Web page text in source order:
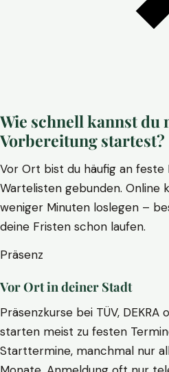
Wie schnell kannst du
Vorbereitung startest?
Vor Ort bist du häufig an feste
Wartelisten gebunden. Online
weniger Minuten loslegen –
deine Fristen schon laufen.
Präsenz
Vor Ort in deiner Stadt
Präsenzkurse bei TÜV,
starten meist zu festen
Starttermine, manchmal nur